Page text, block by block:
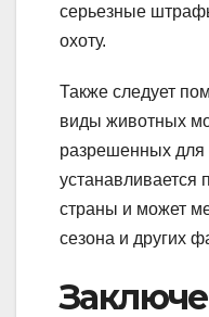
серьезные
охоту.
Также следует
виды животных
разрешенных
устанавливается
страны и может
сезона и других